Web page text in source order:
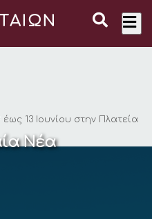
13 Ιουνίου στην Πλατεία
Νέα